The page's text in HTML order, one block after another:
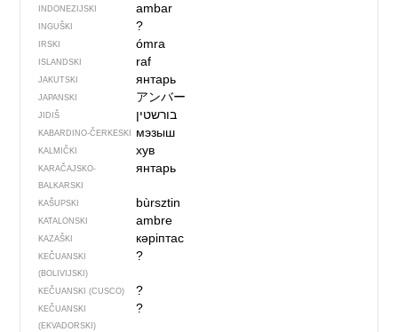
INDONEZIJSKI ambar
INGUŠKI ?
IRSKI ómra
ISLANDSKI raf
JAKUTSKI янтарь
JAPANSKI アンバー
JIDIŠ בורשטין
KABARDINO-ČERKESKI мэзыш
KALMIČKI хув
KARAČAJSKO-
BALKARSKI
янтарь
KAŠUPSKI bùrsztin
KATALONSKI ambre
KAZAŠKI кәріптас
KEČUANSKI
(BOLIVIJSKI)
?
KEČUANSKI (CUSCO) ?
KEČUANSKI
(EKVADORSKI)
?